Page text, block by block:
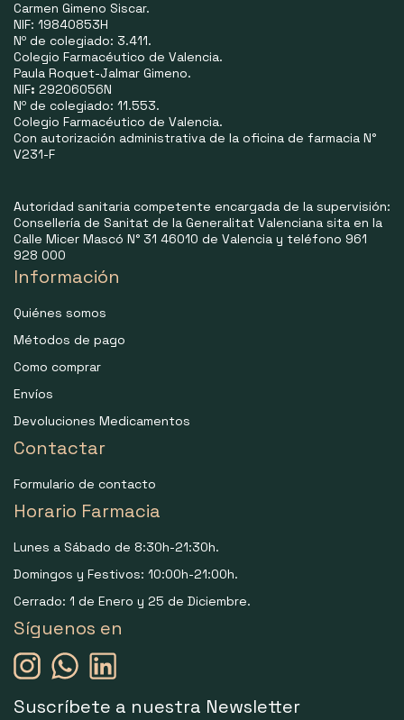
Carmen Gimeno Siscar.
NIF: 19840853H
Nº de colegiado: 3.411.
Colegio Farmacéutico de Valencia.
Paula Roquet-Jalmar Gimeno.
NIF: 29206056N
Nº de colegiado: 11.553.
Colegio Farmacéutico de Valencia.
Con autorización administrativa de la oficina de farmacia N°
V231-F
Autoridad sanitaria competente encargada de la supervisión:
Consellería de Sanitat de la Generalitat Valenciana sita en la
Calle Micer Mascó N° 31 46010 de Valencia y teléfono 961
928 000
Información
Quiénes somos
Métodos de pago
Como comprar
Envíos
Devoluciones Medicamentos
Contactar
Formulario de contacto
Horario Farmacia
Lunes a Sábado de 8:30h-21:30h.
Domingos y Festivos: 10:00h-21:00h.
Cerrado: 1 de Enero y 25 de Diciembre.
Síguenos en
Suscríbete a nuestra Newsletter